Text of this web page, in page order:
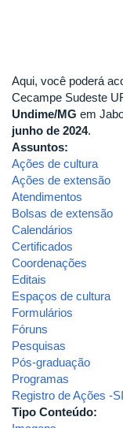
Aqui, você poderá
Cecampe Sudeste
Undime/MG em
junho de 2024.
Assuntos:
Ações de cultura
Ações de extensão
Atendimentos
Bolsas de extensão
Calendários
Certificados
Coordenações
Editais
Espaços de cultura
Formulários
Fóruns
Pesquisas
Pós-graduação
Programas
Registro de Ações -
Tipo Conteúdo: